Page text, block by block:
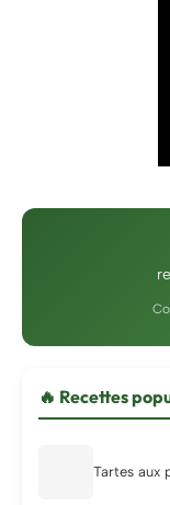
🔥 Recettes
Tartes aux